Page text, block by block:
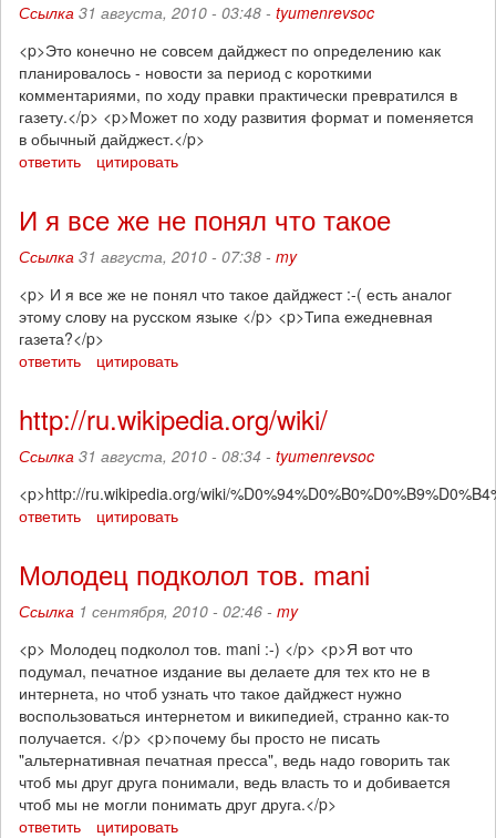
Ссылка 31 августа, 2010 - 03:48 - tyumenrevsoc
<p>Это конечно не совсем дайджест по определению как
планировалось - новости за период с короткими
комментариями, по ходу правки практически превратился в
газету.</p> <p>Может по ходу развития формат и поменяется
в обычный дайджест.</p>
ответить
цитировать
И я все же не понял что такое
Ссылка 31 августа, 2010 - 07:38 - my
<p> И я все же не понял что такое дайджест :-( есть аналог
этому слову на русском языке </p> <p>Типа ежедневная
газета?</p>
ответить
цитировать
http://ru.wikipedia.org/wiki/
Ссылка 31 августа, 2010 - 08:34 - tyumenrevsoc
<p>http://ru.wikipedia.org/wiki/
ответить
цитировать
Молодец подколол тов. mani
Ссылка 1 сентября, 2010 - 02:46 - my
<p> Молодец подколол тов. mani :-) </p> <p>Я вот что
подумал, печатное издание вы делаете для тех кто не в
интернета, но чтоб узнать что такое дайджест нужно
воспользоваться интернетом и википедией, странно как-то
получается. </p> <p>почему бы просто не писать
"альтернативная печатная пресса", ведь надо говорить так
чтоб мы друг друга понимали, ведь власть то и добивается
чтоб мы не могли понимать друг друга.</p>
ответить
цитировать